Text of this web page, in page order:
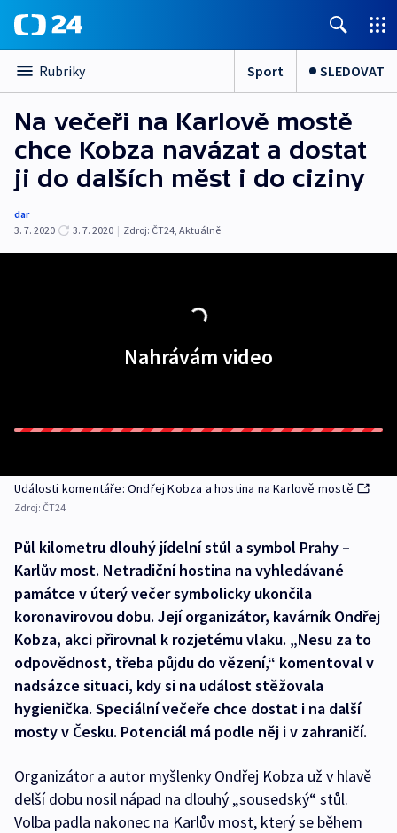
Rubriky Sport SLEDOVAT
Na večeři na Karlově mostě
chce Kobza navázat a dostat
ji do dalších měst i do ciziny
dar
3. 7. 2020
3. 7. 2020 | Zdroj: ČT24, Aktuálně
Nahrávám video
Události komentáře: Ondřej Kobza a hostina na Karlově mostě
Zdroj: ČT24
Půl kilometru dlouhý jídelní stůl a symbol Prahy –
Karlův most. Netradiční hostina na vyhledávané
památce v úterý večer symbolicky ukončila
koronavirovou dobu. Její organizátor, kavárník Ondřej
Kobza, akci přirovnal k rozjetému vlaku. „Nesu za to
odpovědnost, třeba půjdu do vězení,“ komentoval v
nadsázce situaci, kdy si na událost stěžovala
hygienička. Speciální večeře chce dostat i na další
mosty v Česku. Potenciál má podle něj i v zahraničí.
Organizátor a autor myšlenky Ondřej Kobza už v hlavě
delší dobu nosil nápad na dlouhý „sousedský“ stůl.
Volba padla nakonec na Karlův most, který se během